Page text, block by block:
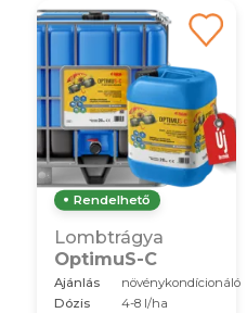
Rendelhető
Lombtrágya
OptimuS-C
Ajánlás
növénykondícionáló
Dózis
4-8 l/ha